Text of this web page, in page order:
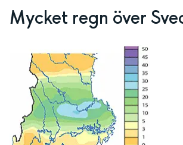
Mycket regn över